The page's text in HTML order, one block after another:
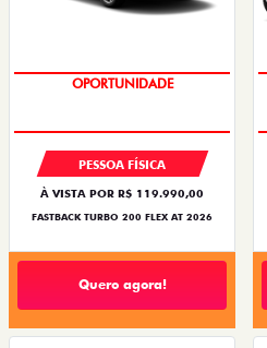
OPORTUNIDADE
PESSOA FÍSICA
À VISTA POR R$ 119.990,00
FASTBACK TURBO 200 FLEX AT 2026
Quero agora!